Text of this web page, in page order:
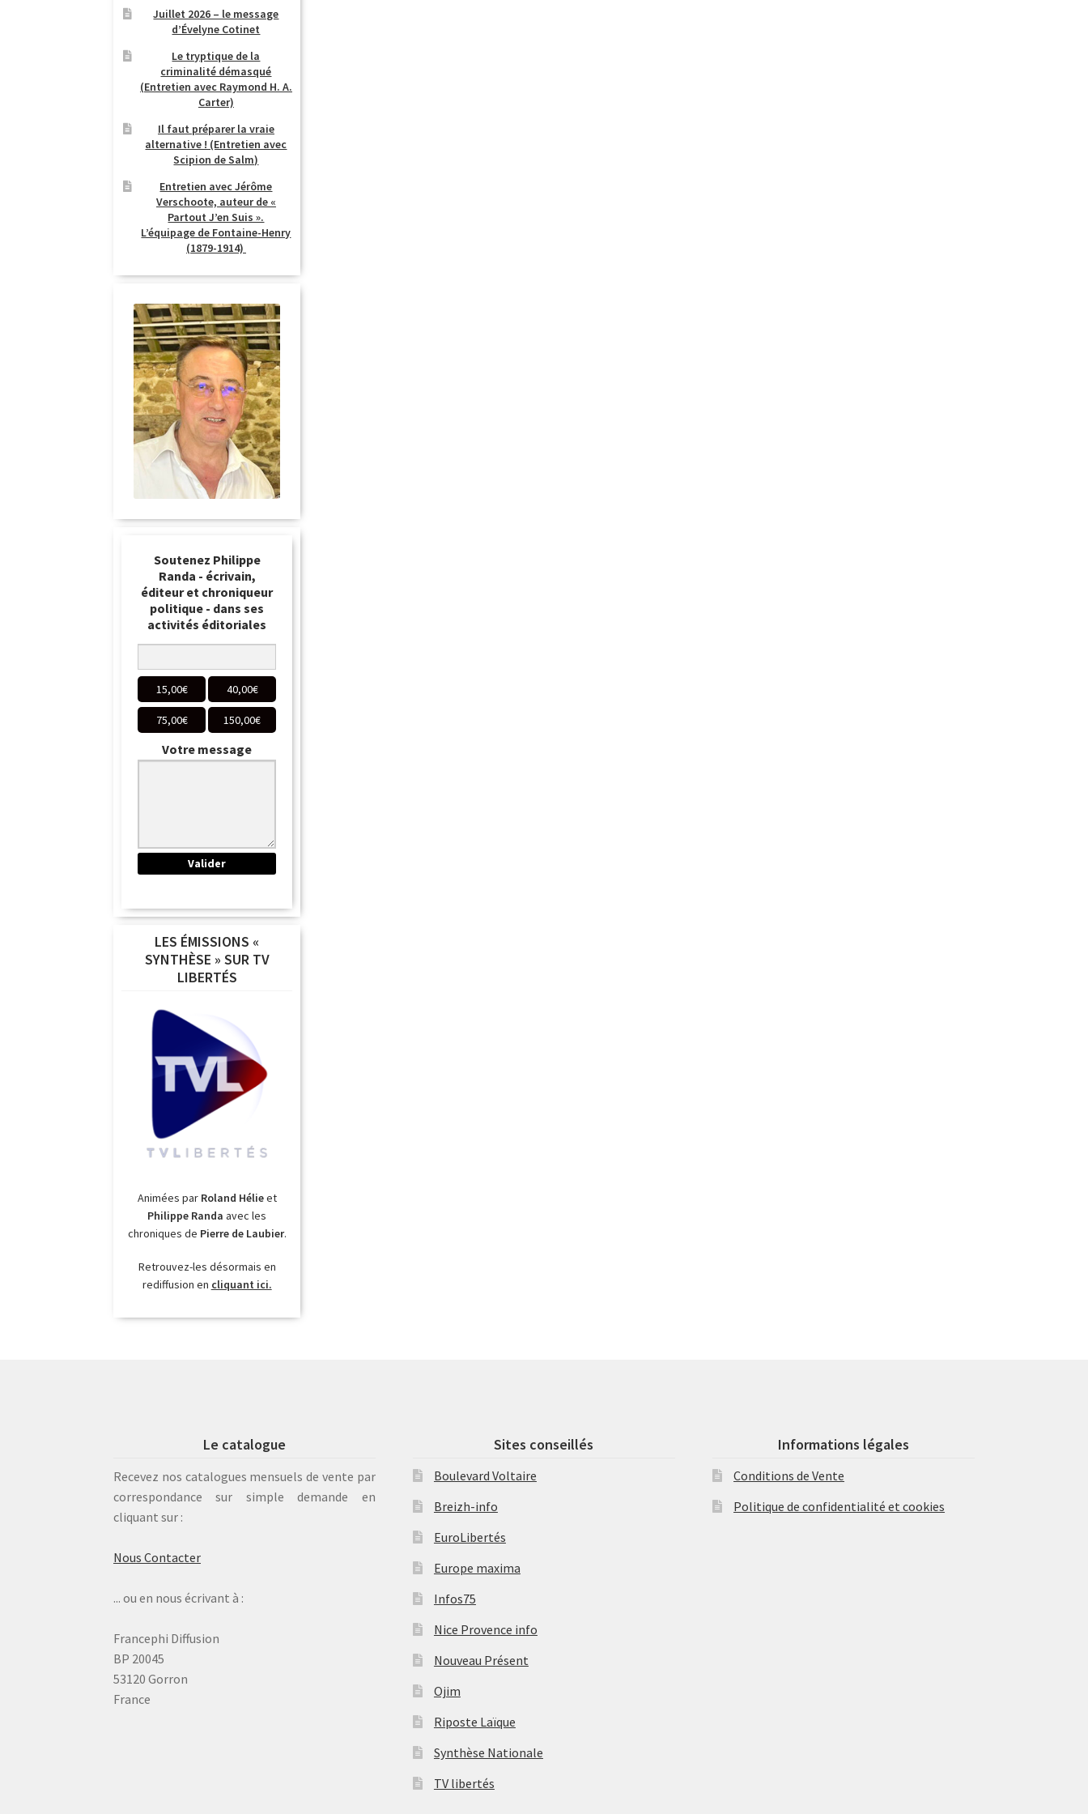
Juillet 2026 – le message
d’Évelyne Cotinet
Le tryptique de la
criminalité démasqué
(Entretien avec Raymond H. A.
Carter)
Il faut préparer la vraie
alternative ! (Entretien avec
Scipion de Salm)
Entretien avec Jérôme
Verschoote, auteur de «
Partout J’en Suis ».
L’équipage de Fontaine-Henry
(1879-1914)
Soutenez Philippe
Randa - écrivain,
éditeur et chroniqueur
politique - dans ses
activités éditoriales
15,00€ 40,00€
75,00€ 150,00€
Votre message
LES ÉMISSIONS «
SYNTHÈSE » SUR TV
LIBERTÉS
Animées par Roland Hélieet
Philippe Randa avec les
chroniques de Pierre de Laubier.
Retrouvez-les désormais en
rediffusion en cliquant ici.
Le catalogue
Recevez nos catalogues mensuels de vente par
correspondance sur simple demande en
cliquant sur :
Nous Contacter
... ou en nous écrivant à :
Francephi Diffusion
BP 20045
53120 Gorron
France
Sites conseillés
Boulevard Voltaire
Breizh-info
EuroLibertés
Europe maxima
Infos75
Nice Provence info
Nouveau Présent
Ojim
Riposte Laïque
Synthèse Nationale
TV libertés
Informations légales
Conditions de Vente
Politique de confidentialité et cookies